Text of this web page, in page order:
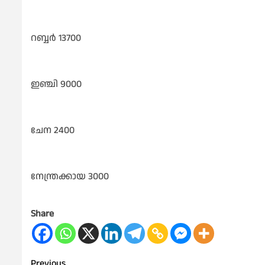
റബ്ബർ 13700
ഇഞ്ചി 9000
ചേന 2400
നേന്ത്രക്കായ 3000
Share